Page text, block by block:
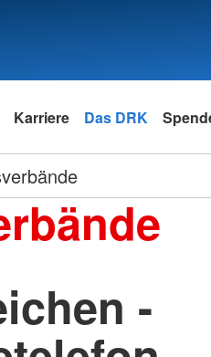
Karriere Das DRK
-